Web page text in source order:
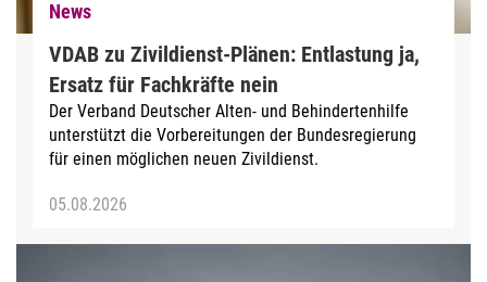
News
VDAB zu Zivildienst-Plänen: Entlastung ja,
Ersatz für Fachkräfte nein
Der Verband Deutscher Alten- und Behindertenhilfe
unterstützt die Vorbereitungen der Bundesregierung
für einen möglichen neuen Zivildienst.
05.08.2026